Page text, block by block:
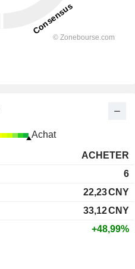
Achat
ACHETER
6
22,23CNY
33,12CNY
+48,99%